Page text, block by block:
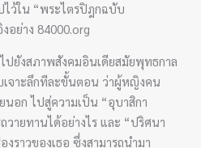
ไว้ใน “พระไตรปิฎกฉบับ
อย่าง 84000.org
ยังสภาพสังคมอินเดียสมัยพุทธกาล
จาะลึกทีละขั้นตอน ว่าผู้หญิงคน
นอก ไปสู่ความเป็น “อุบาสิกา
วายทานได้อย่างไร และ “ปริศนา
ราวของเธอ ซึ่งสามารถนำมา